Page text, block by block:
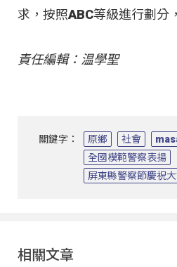
求，按照ABC等級進行劃分
責任編輯：温學聖
關鍵字： 原鄉 社會
全國模範警察表揚
屏東縣警察節慶祝
相關文章